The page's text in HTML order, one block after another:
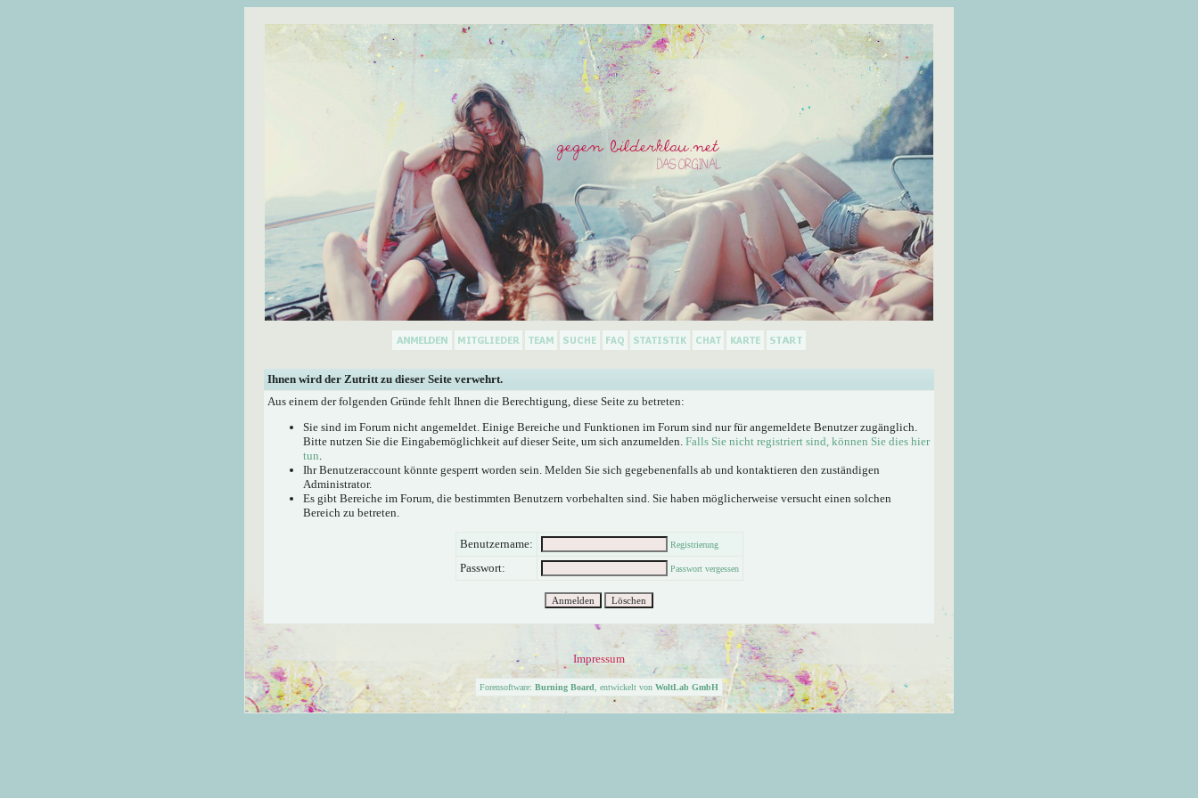
Ihnen wird der Zutritt zu dieser Seite verwehrt.
Aus einem der folgenden Gründe fehlt Ihnen die Berechtigung, diese Seite zu betreten:
Sie sind im Forum nicht angemeldet. Einige Bereiche und Funktionen im Forum sind nur für angemeldete Benutzer zugänglich.
Bitte nutzen Sie die Eingabemöglichkeit auf dieser Seite, um sich anzumelden. Falls Sie nicht registriert sind, können Sie dies hier
tun.
Ihr Benutzeraccount könnte gesperrt worden sein. Melden Sie sich gegebenenfalls ab und kontaktieren den zuständigen
Administrator.
Es gibt Bereiche im Forum, die bestimmten Benutzern vorbehalten sind. Sie haben möglicherweise versucht einen solchen
Bereich zu betreten.
Benutzername: Registrierung
Passwort: Passwort vergessen
Impressum
Forensoftware: Burning Board , entwickelt von WoltLab GmbH